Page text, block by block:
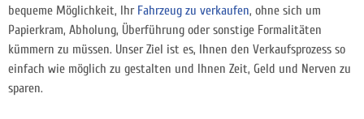
bequeme Möglichkeit, Ihr Fahrzeug zu verkaufen, ohne sich um
Papierkram, Abholung, Überführung oder sonstige Formalitäten
kümmern zu müssen. Unser Ziel ist es, Ihnen den Verkaufsprozess so
einfach wie möglich zu gestalten und Ihnen Zeit, Geld und Nerven zu
sparen.